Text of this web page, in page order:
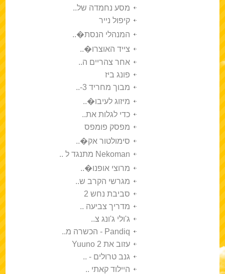
מסע נחמדה של..
קיפול נייר
המנהלי הנסת�..
צייד האוצרו�..
אחר צהריים ה..
פונג ביז
מבוך מחריד 3-..
מיזוג לעיבו�..
כדי לגלות את..
מפסק פומפס
סימולטור אק�..
Nekoman מתנגד ל ..
מרוצי אופנו�..
מגרשי הקרב ש..
סביבת נחש 2
מדריך צביעה ..
ג'ולי ג'ונג צ..
Pandiq - הכשרה מ..
עזוב את Yuuno 2
גנב טרולים - ..
היילוד קאתי ..